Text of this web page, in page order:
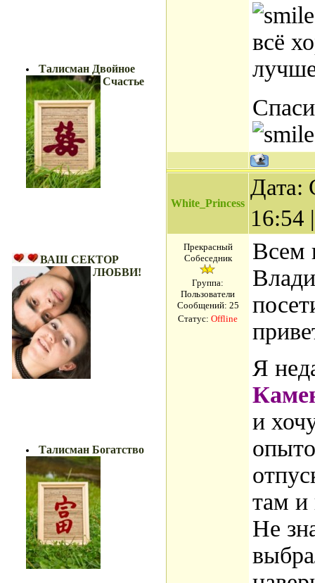
Талисман Двойное
Счастье
ВАШ СЕКТОР
ЛЮБВИ!
Талисман Богатство
всё
White_Princess
Дата:
16:54
Прекрасный
Собеседник
Группа:
Пользователи
Сообщений: 25
Статус: Offline
Всем
Я
и
там и
Не